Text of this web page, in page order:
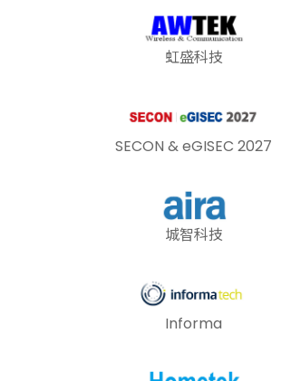
虹盛科技
SECON & eGISEC 2027
城智科技
Informa